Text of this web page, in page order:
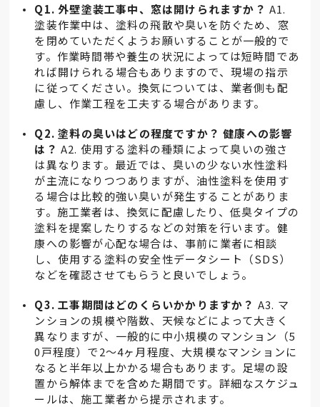
Q1. 外壁塗装工事中、窓は開けられますか？ A1.
塗装作業中は、塗料の飛散や臭いを防ぐため、窓
を閉めていただくようお願いすることが一般的で
す。作業時間帯や養生の状況によっては短時間であ
れば開けられる場合もありますので、現場の指示
に従ってください。換気については、業者側も配
慮し、作業工程を工夫する場合があります。
Q2. 塗料の臭いはどの程度ですか？ 健康への影響
は？ A2. 使用する塗料の種類によって臭いの強さ
は異なります。最近では、臭いの少ない水性塗料
が主流になりつつありますが、油性塗料を使用す
る場合は比較的強い臭いが発生することがありま
す。施工業者は、換気に配慮したり、低臭タイプの
塗料を提案したりするなどの対策を行います。健
康への影響が心配な場合は、事前に業者に相談
し、使用する塗料の安全性データシート（SDS）
などを確認させてもらうと良いでしょう。
Q3. 工事期間はどのくらいかかりますか？ A3. マ
ンションの規模や階数、天候などによって大きく
異なりますが、一般的に中小規模のマンション（5
0戸程度）で2～4ヶ月程度、大規模なマンションに
なると半年以上かかる場合もあります。足場の設
置から解体までを含めた期間です。詳細なスケジュ
ールは、施工業者から提示されます。